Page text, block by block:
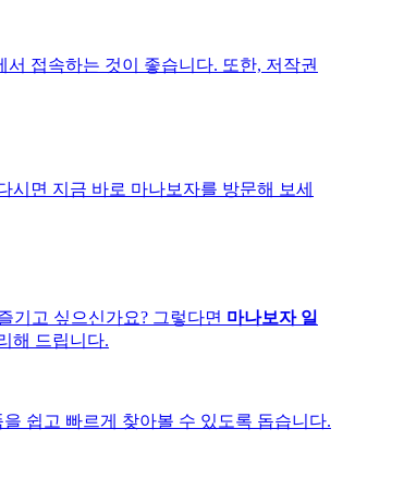
접속하는 것이 좋습니다. 또한, 저작권
면 지금 바로 마나보자를 방문해 보세
기고 싶으신가요? 그렇다면 마나보자 일
해 드립니다.
쉽고 빠르게 찾아볼 수 있도록 돕습니다.